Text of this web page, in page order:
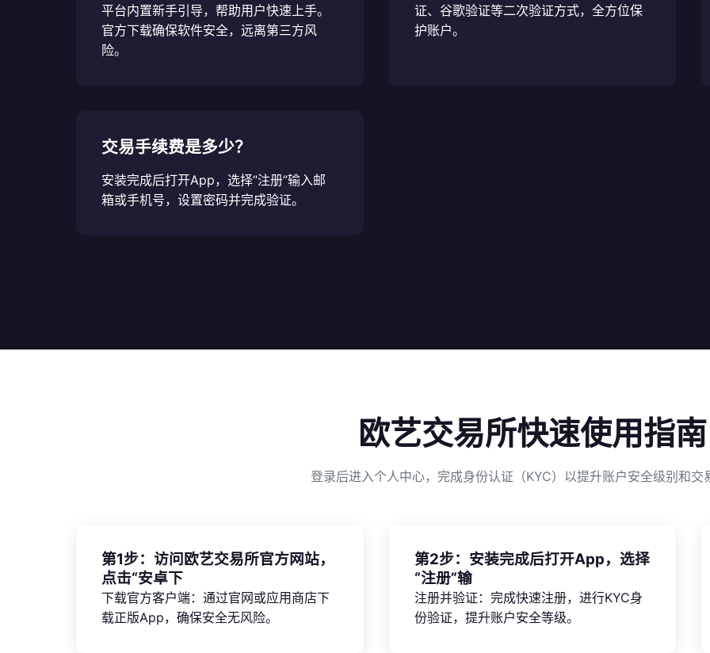
平台内置新手引导，帮助用户快速上手。
官方下载确保软件安全，远离第三方风
险。
证、谷歌验证等二次验证方式，全方位保
护账户。
交易手续费是多少？
安装完成后打开App，选择“注册”输入邮
箱或手机号，设置密码并完成验证。
欧艺交易所快速使用指南
登录后进入个人中心，完成身份认证（KYC）以提升账户安全级别和交
第1步：访问欧艺交易所官方网站，
点击“安卓下
下载官方客户端：通过官网或应用商店下
载正版App，确保安全无风险。
第2步：安装完成后打开App，选择
“注册”输
注册并验证：完成快速注册，进行KYC身
份验证，提升账户安全等级。